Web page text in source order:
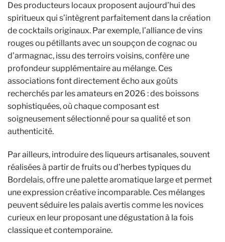
Des producteurs locaux proposent aujourd’hui des
spiritueux qui s’intègrent parfaitement dans la création
de cocktails originaux. Par exemple, l’alliance de vins
rouges ou pétillants avec un soupçon de cognac ou
d’armagnac, issu des terroirs voisins, confère une
profondeur supplémentaire au mélange. Ces
associations font directement écho aux goûts
recherchés par les amateurs en 2026 : des boissons
sophistiquées, où chaque composant est
soigneusement sélectionné pour sa qualité et son
authenticité.
Par ailleurs, introduire des liqueurs artisanales, souvent
réalisées à partir de fruits ou d’herbes typiques du
Bordelais, offre une palette aromatique large et permet
une expression créative incomparable. Ces mélanges
peuvent séduire les palais avertis comme les novices
curieux en leur proposant une dégustation à la fois
classique et contemporaine.